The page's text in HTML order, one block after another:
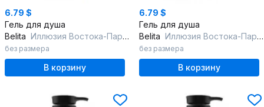
6.79 $
Гель для душа
Belita Иллюзия Востока-Парфюмированный гель для душа "Золото Пустыни"
без размера
В корзину
6.79 $
Гель для душа
Belita Иллюзия Востока-Парфюмированный гель для душа "Султан Ароматов"
без размера
В корзину